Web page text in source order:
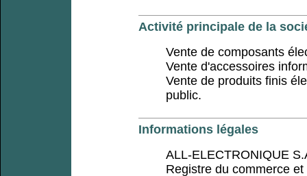
Activité principale de la
Vente de composants
Vente d'accessoires
Vente de produits finis
public.
Informations légales
ALL-ELECTRONIQUE
Registre du commerce